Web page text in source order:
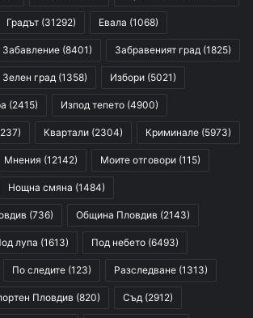
Градът (31292) Евала (1068)
Забавление (8401) Забравеният град (1825)
Зелен град (1358) Избори (5021)
(2415) Изпод тепето (4900)
Квартали (2304) Криминале (5973)
Мнения (12142) Моите отговори (115)
Нощна смяна (1484)
(736) Община Пловдив (2143)
лупа (1613) Под небето (6493)
По следите (123) Разследване (1313)
Пловдив (820) Съд (2912)